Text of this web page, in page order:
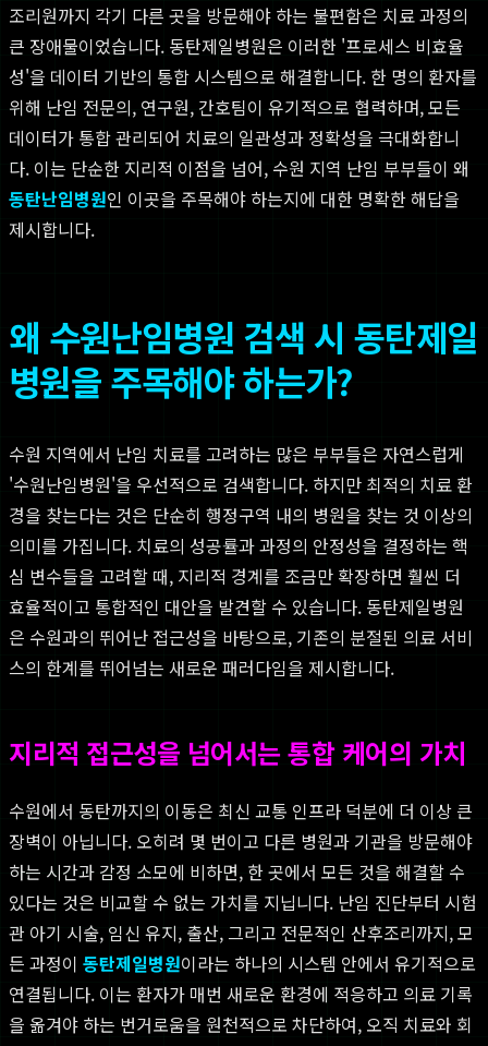
조리원까지 각기 다른 곳을 방문해야 하는 불편함은 치료 과정의
큰 장애물이었습니다. 동탄제일병원은 이러한 '프로세스 비효율
성'을 데이터 기반의 통합 시스템으로 해결합니다. 한 명의 환자를
위해 난임 전문의, 연구원, 간호팀이 유기적으로 협력하며, 모든
데이터가 통합 관리되어 치료의 일관성과 정확성을 극대화합니
다. 이는 단순한 지리적 이점을 넘어, 수원 지역 난임 부부들이 왜
동탄난임병원인 이곳을 주목해야 하는지에 대한 명확한 해답을
제시합니다.
왜 수원난임병원 검색 시 동탄제일
병원을 주목해야 하는가?
수원 지역에서 난임 치료를 고려하는 많은 부부들은 자연스럽게
'수원난임병원'을 우선적으로 검색합니다. 하지만 최적의 치료 환
경을 찾는다는 것은 단순히 행정구역 내의 병원을 찾는 것 이상의
의미를 가집니다. 치료의 성공률과 과정의 안정성을 결정하는 핵
심 변수들을 고려할 때, 지리적 경계를 조금만 확장하면 훨씬 더
효율적이고 통합적인 대안을 발견할 수 있습니다. 동탄제일병원
은 수원과의 뛰어난 접근성을 바탕으로, 기존의 분절된 의료 서비
스의 한계를 뛰어넘는 새로운 패러다임을 제시합니다.
지리적 접근성을 넘어서는 통합 케어의 가치
수원에서 동탄까지의 이동은 최신 교통 인프라 덕분에 더 이상 큰
장벽이 아닙니다. 오히려 몇 번이고 다른 병원과 기관을 방문해야
하는 시간과 감정 소모에 비하면, 한 곳에서 모든 것을 해결할 수
있다는 것은 비교할 수 없는 가치를 지닙니다. 난임 진단부터 시험
관 아기 시술, 임신 유지, 출산, 그리고 전문적인 산후조리까지, 모
든 과정이 동탄제일병원이라는 하나의 시스템 안에서 유기적으로
연결됩니다. 이는 환자가 매번 새로운 환경에 적응하고 의료 기록
을 옮겨야 하는 번거로움을 원천적으로 차단하여, 오직 치료와 회